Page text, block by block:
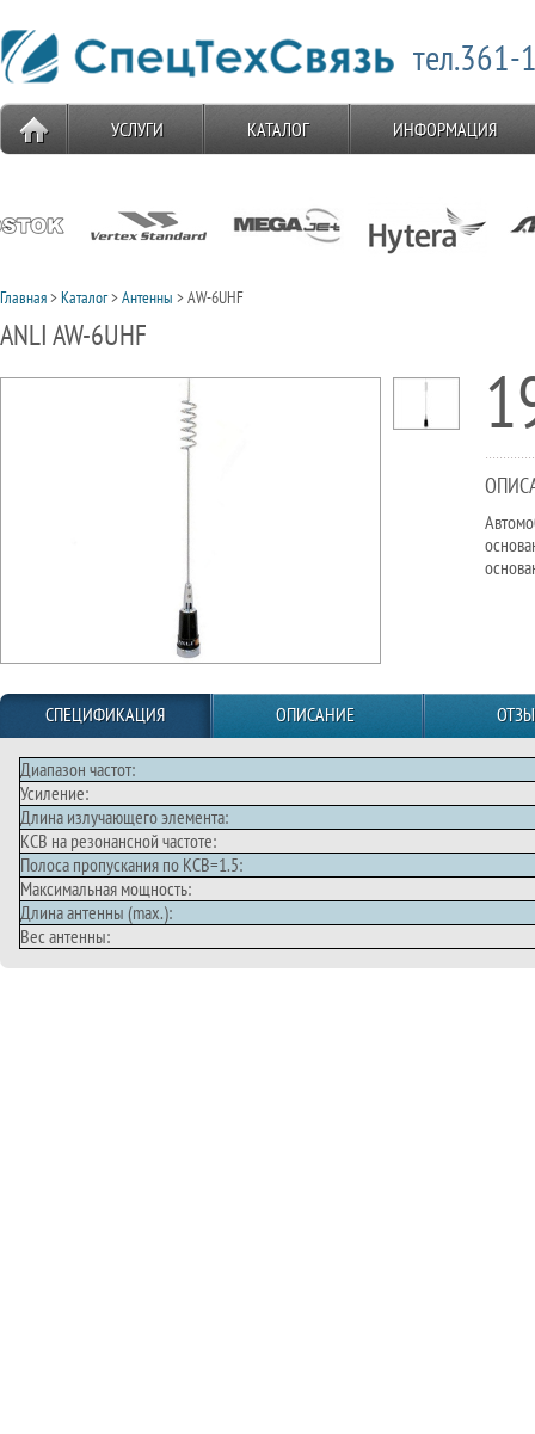
тел.361-
УСЛУГИ КАТАЛОГ ИНФОРМАЦИЯ
Главная>Каталог>Антенны > AW-6UHF
ANLI AW-6UHF
СПЕЦИФИКАЦИЯ ОПИСАНИЕ
Диапазон частот:
Усиление:
Длина излучающего элемента:
КСВ на резонансной частоте:
Полоса пропускания по КСВ=1.5:
Максимальная мощность:
Длина антенны (max.):
Вес антенны: